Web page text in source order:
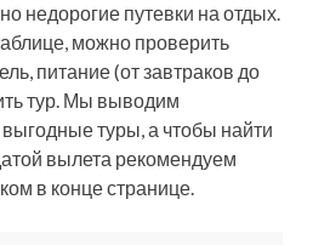
недорогие путевки на отдых.
можно проверить
питание (от завтраков до
тур. Мы выводим
туры, а чтобы найти
вылета рекомендуем
в конце странице.